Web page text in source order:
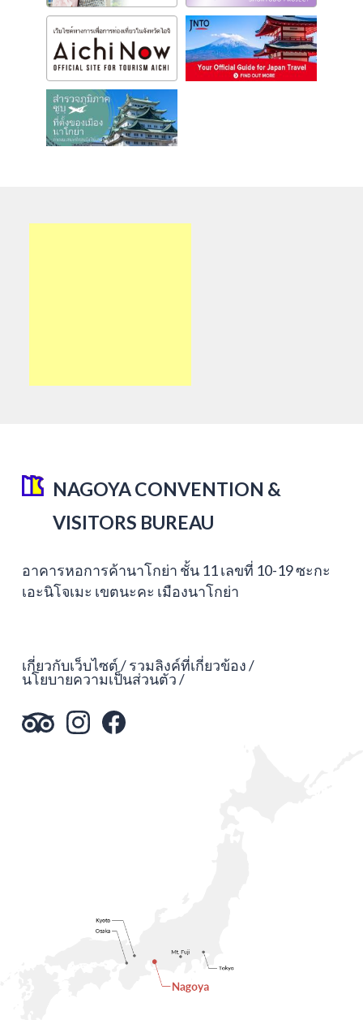
NAGOYA CONVENTION &
VISITORS BUREAU
อาคารหอการค้านาโกย่า ชั้น 11 เลขที่ 10-19 ซะกะ
เอะนิโจเมะ เขตนะคะ เมืองนาโกย่า
เกี่ยวกับเว็บไซต์ รวมลิงค์ที่เกี่ยวข้อง
นโยบายความเป็นส่วนตัว